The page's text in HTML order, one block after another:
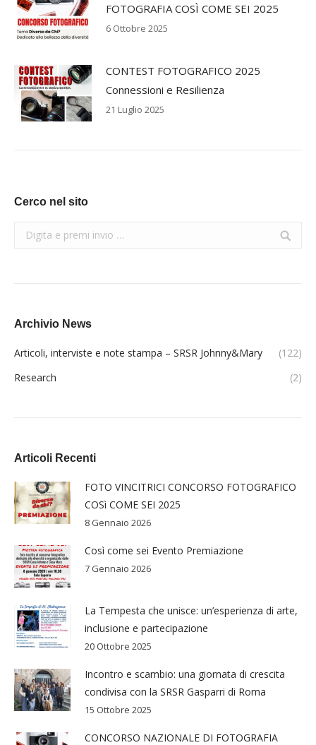
FOTOGRAFIA COSÌ COME SEI 2025
6 Ottobre 2025
CONTEST FOTOGRAFICO 2025
Connessioni e Resilienza
21 Luglio 2025
Cerco nel sito
Search:
Archivio News
Articoli, interviste e note stampa – SRSR Johnny&Mary
(122)
Research
(2)
Articoli Recenti
FOTO VINCITRICI CONCORSO FOTOGRAFICO
COSì COME SEI 2025
8 Gennaio 2026
Così come sei Evento Premiazione
7 Gennaio 2026
La Tempesta che unisce: un’esperienza di arte,
inclusione e partecipazione
20 Ottobre 2025
Incontro e scambio: una giornata di crescita
condivisa con la SRSR Gasparri di Roma
15 Ottobre 2025
CONCORSO NAZIONALE DI FOTOGRAFIA